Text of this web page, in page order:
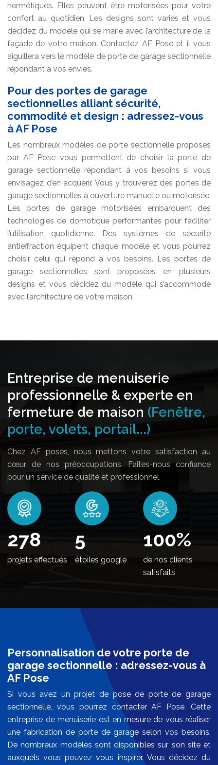
hermétiques. Elles peuvent être motorisées pour votre
confort au quotidien. Les designs sont variés et vous
décidez du modèle qui se marie avec l’architecture de la
façade de votre maison. Contactez AF Pose et il vous
aiguillera vers le modèle de porte de garage sectionnelle
répondant à vos envies.
Pour des portes de garage
sectionnelles alliant sécurité,
commodité et design : adressez-vous
à AF Pose
Les nombreux modèles de porte sectionnelle proposés
par AF Pose vous permettent de choisir la porte de
garage sectionnelle répondant à vos besoins si vous
envisagez d’en acquérir. Vous y trouverez des portes de
garage sectionnelles à ouverture manuelle ou motorisée.
Les portes de garage motorisées embarquent des
technologies de domotique performantes pour faciliter
l’utilisation quotidienne. Des systèmes de sécurité
antieffraction équipent chaque modèle et vous pourrez
choisir celui qui répond à vos besoins. Les portes de
garage sectionnelles sont proposées en plusieurs
designs et vous décidez du modèle qui s’accommode
avec l’architecture de votre maison.
Entreprise de menuiserie
professionnelle & experte en
fermeture de maison (Fenêtre,
porte, volets, portail...)
Chez AF poses, nous mettons votre satisfaction au
cœur de nos préoccupations. Faites-nous confiance
pour un service de qualité et professionnel.
342
projets effectués
5
étoiles google
100%
de nos clients
satisfaits
Personnalisation de votre porte de
garage sectionnelle : adressez-vous à
AF Pose
Si vous avez un projet de pose de porte de garage
sectionnelle, vous pourrez contacter AF Pose. Cette
entreprise de menuiserie est en mesure de vous réaliser
une fabrication de porte de garage selon vos besoins.
De nombreux modèles sont disponibles sur son site et
auxquels vous pouvez vous inspirer. Vous décidez du